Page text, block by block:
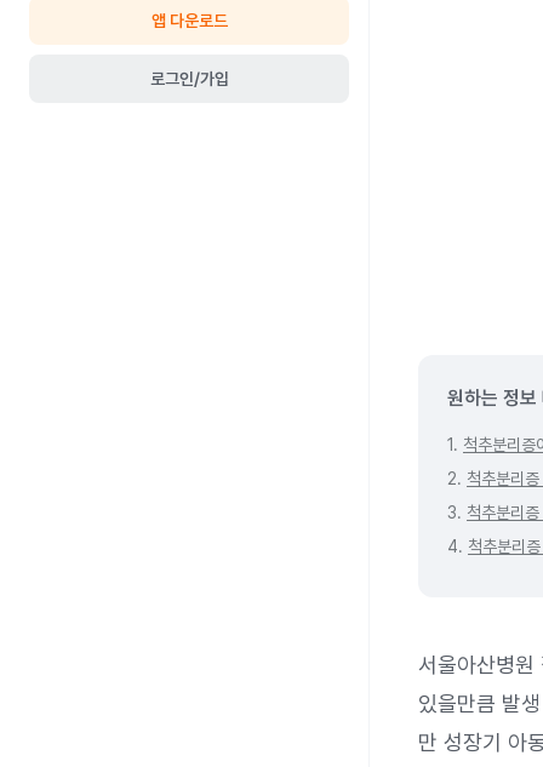
앱 다운로드
로그인/가입
원하는 정보
1. 척추분리증
2. 척추분리
3. 척추분리
4. 척추분리
서울아산병
있을만큼 발
만 성장기 아